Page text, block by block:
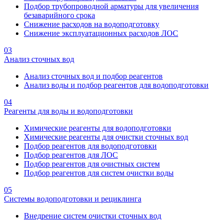
Подбор трубопроводной арматуры для увеличения
безаварийного срока
Снижение расходов на водоподготовку
Снижение эксплуатационных расходов ЛОС
03
Анализ сточных вод
Анализ сточных вод и подбор реагентов
Анализ воды и подбор реагентов для водоподготовки
04
Реагенты для воды и водоподготовки
Химические реагенты для водоподготовки
Химические реагенты для очистки сточных вод
Подбор реагентов для водоподготовки
Подбор реагентов для ЛОС
Подбор реагентов для очистных систем
Подбор реагентов для систем очистки воды
05
Системы водоподготовки и рециклинга
Внедрение систем очистки сточных вод